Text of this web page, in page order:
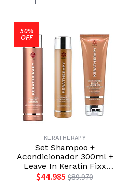
50%
OFF
KERATHERAPY
Set Shampoo +
Acondicionador 300ml +
Leave In Keratin Fixx
125ml Keratherapy
$44.985 $89.970